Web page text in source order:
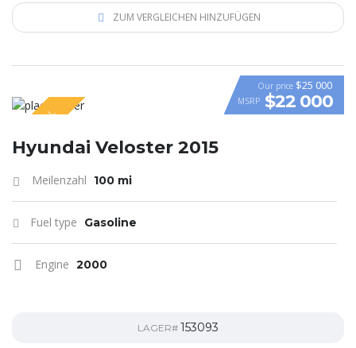
ZUM VERGLEICHEN HINZUFÜGEN
VIDEO
SPECIAL
Our price $25 000
MSRP $22 000
Hyundai Veloster 2015
Meilenzahl 100 mi
Fuel type Gasoline
Engine 2000
LAGER# 153093